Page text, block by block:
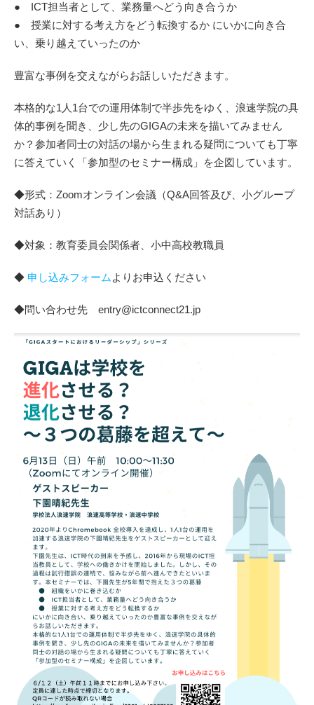
● ICT担当者として、業務量へどう向き合うか
● 授業に対する考え方をどう転換するか にいかに向き合
い、乗り越えていったのか
豊富な事例を交えながらお話しいただきます。
本格的な1人1台での運用体制で半歩先をゆく、浪速学院の具
体的事例を聞き、少し先のGIGAの未来を描いてみません
か？参加者同士の対話の場から生まれる疑問についても丁寧
に答えていく「参加型のセミナー構成」を企図しています。
◆形式：Zoomオンライン会議（Q&A回答及び、小グループ
対話あり）
◆対象：教育委員会関係者、小中高校教職員
◆ 申し込みフォーム よりお申込ください
◆問い合わせ先 entry@ictconnect21.jp